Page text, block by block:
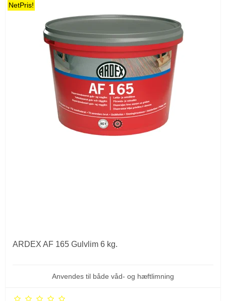
NetPris!
ARDEX AF 165 Gulvlim 6 kg.
Anvendes til både våd- og hæftlimning